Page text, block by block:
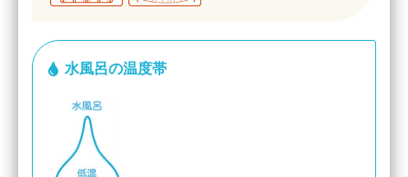
水風呂の温度帯